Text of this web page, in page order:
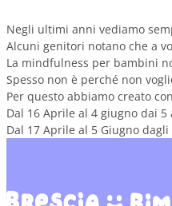
Negli ultimi anni vediamo
Alcuni genitori notano che a
La mindfulness per bambini
Spesso non è perché non
Per questo abbiamo creato
Dal 16 Aprile al 4 giugno dai 5
Dal 17 Aprile al 5 Giugno